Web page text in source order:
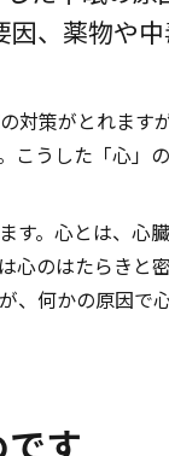
、薬物や
対策がとれます
こうした「心」
す。心とは、心
心のはたらきと
、何かの原因で
す